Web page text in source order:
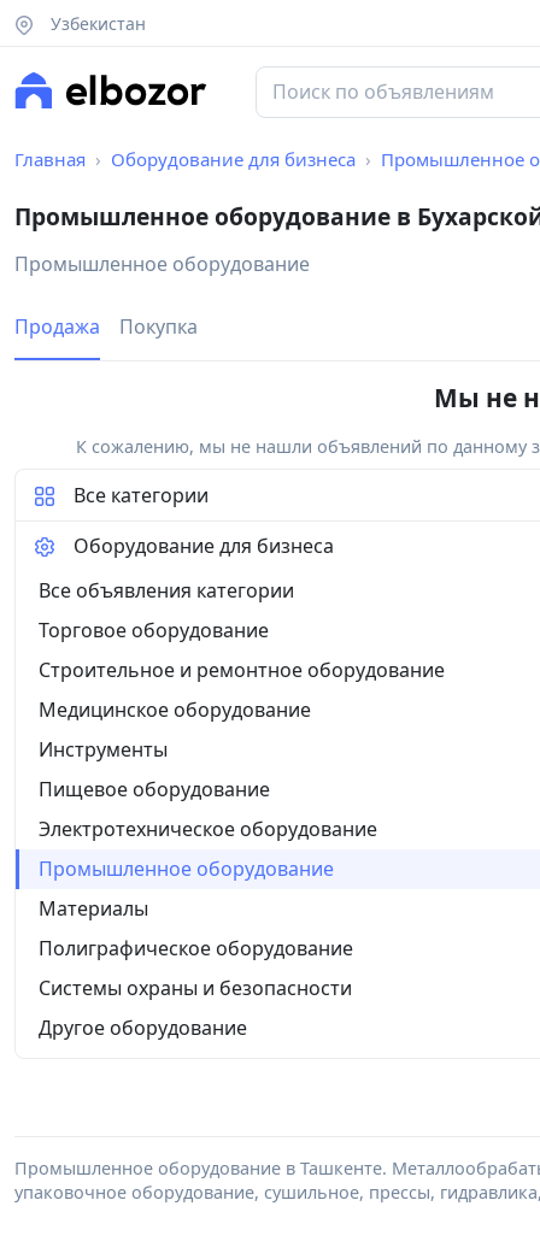
Узбекистан
Главная Оборудование для бизнеса Промышленное
Промышленное оборудование в
Промышленное оборудование
Продажа Покупка
Мы не
К сожалению, мы не нашли объявлений по данному
Все категории
Оборудование для бизнеса
Все объявления категории
Торговое оборудование
Строительное и ремонтное оборудование
Медицинское оборудование
Инструменты
Пищевое оборудование
Электротехническое оборудование
Промышленное оборудование
Материалы
Полиграфическое оборудование
Системы охраны и безопасности
Другое оборудование
Промышленное оборудование в Ташкенте.
упаковочное оборудование, сушильное, прессы,